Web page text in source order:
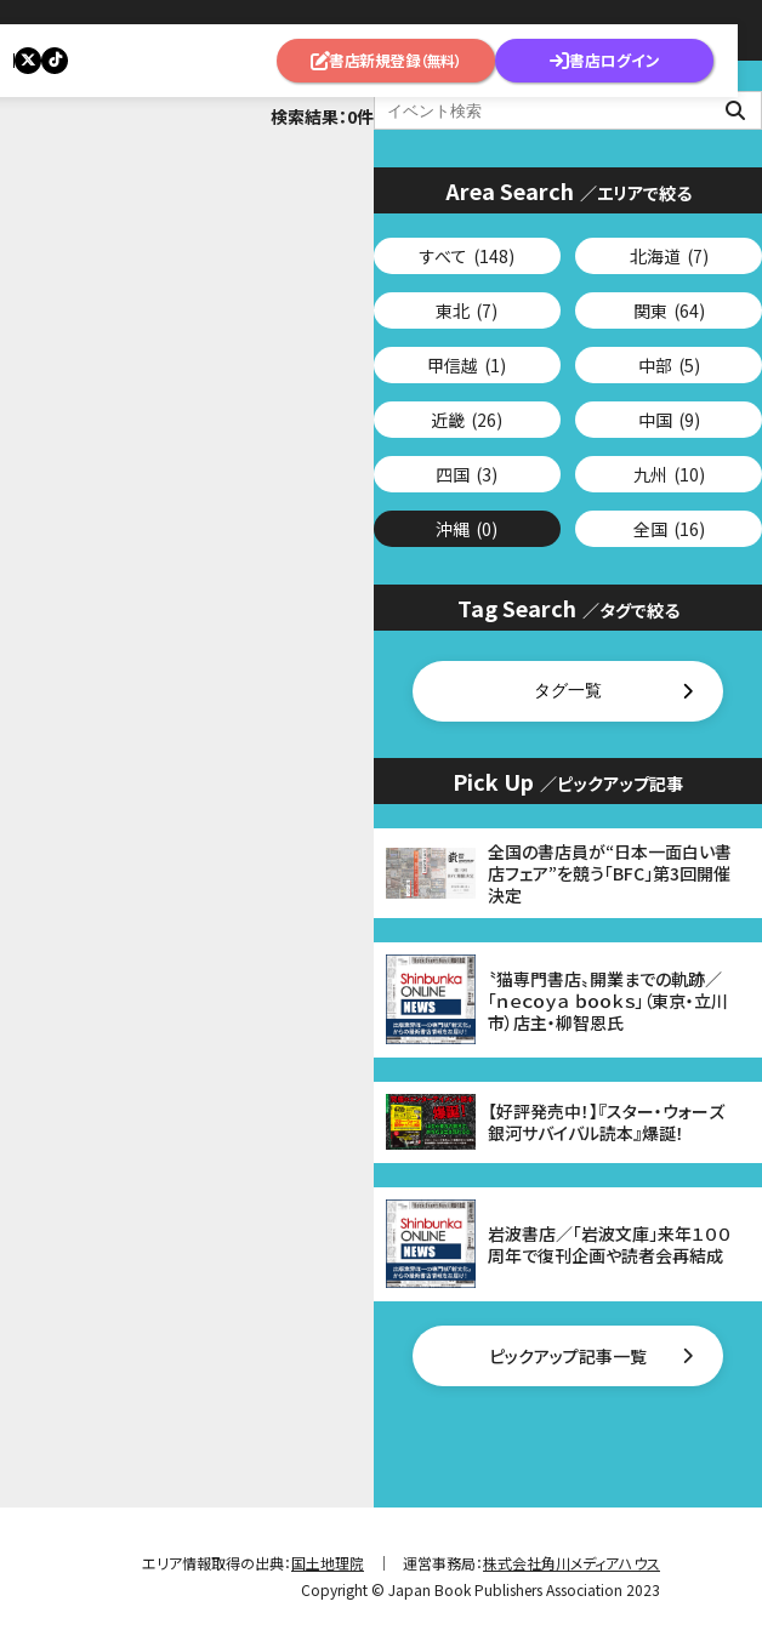
書店新規登録（無料） 書店ログイン
検索結果：0件
Area Search ／エリアで絞る
すべて (148) 北海道 (7)
東北 (7) 関東 (64)
甲信越 (1) 中部 (5)
近畿 (26) 中国 (9)
四国 (3) 九州 (10)
沖縄 (0) 全国 (16)
Tag Search ／タグで絞る
タグ一覧
Pick Up ／ピックアップ記事
全国の書店員が“日本一面白い書
店フェア”を競う「BFC」第3回開催
決定
〝猫専門書店〟開業までの軌跡／
「ｎｅｃｏｙａ ｂｏｏｋｓ」（東京・立川
市）店主・柳智恩氏
【好評発売中！】『スター・ウォーズ
銀河サバイバル読本』爆誕！
岩波書店／「岩波文庫」来年１００
周年で復刊企画や読者会再結成
ピックアップ記事一覧
エリア情報取得の出典：国土地理院 運営事務局：株式会社角川メディアハウス
Copyright © Japan Book Publishers Association 2023